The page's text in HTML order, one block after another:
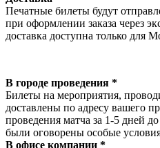
Печатные билеты будут
при оформлении заказа через
доставка доступна только для
В городе проведения *
Билеты на мероприятия,
доставлены по адресу вашего
проведения матча за 1-5 дней
были оговорены особые
В офисе компании *